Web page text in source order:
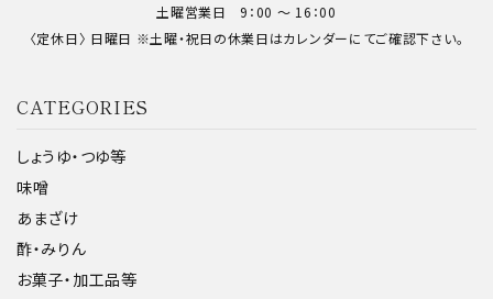
CATEGORIES
しょうゆ・つゆ等
味噌
あまざけ
酢・みりん
お菓子・加工品等
土曜営業日 9：00 〜 16：00
〈定休日〉 日曜日 ※土曜・祝日の休業日はカレンダーにてご確認下さい。